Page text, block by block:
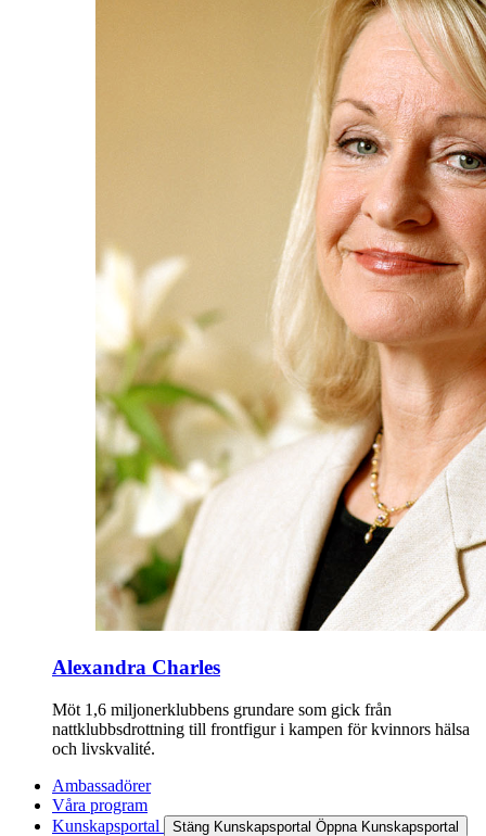
Alexandra Charles
Möt 1,6 miljonerklubbens grundare som gick från
nattklubbsdrottning till frontfigur i kampen för kvinnors hälsa
och livskvalité.
Ambassadörer
Våra program
Kunskapsportal
Stäng Kunskapsportal Öppna Kunskapsportal